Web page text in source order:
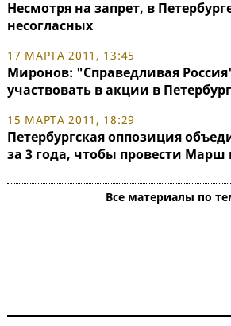
Несмотря на запрет, в
несогласных
17 МАРТА 2011, 13:45
Миронов: "Справедливая
участвовать в акции в
15 МАРТА 2011, 18:29
Петербургская оппозиция
за 3 года, чтобы провести Марш
Все материалы по